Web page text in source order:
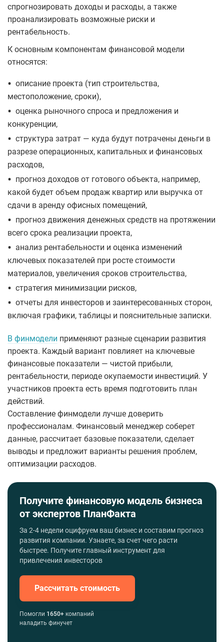
спрогнозировать доходы и расходы, а также
проанализировать возможные риски и
рентабельность.
К основным компонентам финансовой модели
относятся:
• описание проекта (тип строительства,
местоположение, сроки),
• оценка рыночного спроса и предложения и
конкуренции,
• структура затрат — куда будут потрачены деньги в
разрезе операционных, капитальных и финансовых
расходов,
• прогноз доходов от готового объекта, например,
какой будет объем продаж квартир или выручка от
сдачи в аренду офисных помещений,
• прогноз движения денежных средств на протяжении
всего срока реализации проекта,
• анализ рентабельности и оценка изменений
ключевых показателей при росте стоимости
материалов, увеличения сроков строительства,
• стратегия минимизации рисков,
• отчеты для инвесторов и заинтересованных сторон,
включая графики, таблицы и пояснительные записки.
В финмодели применяют разные сценарии развития
проекта. Каждый вариант повлияет на ключевые
финансовые показатели — чистой прибыли,
рентабельности, периоде окупаемости инвестиций. У
участников проекта есть время подготовить план
действий.
Составление финмодели лучше доверить
профессионалам. Финансовый менеджер соберет
данные, рассчитает базовые показатели, сделает
выводы и предложит варианты решения проблем,
оптимизации расходов.
Получите финансовую модель бизнеса
от экспертов ПланФакта
За 2-4 недели оцифруем ваш бизнес и составим прогноз
развития компании. Узнаете, за счет чего расти
быстрее. Получите главный инструмент для
привлечения инвесторов
Рассчитать стоимость
Помогли 1650+ компаний
наладить финучет